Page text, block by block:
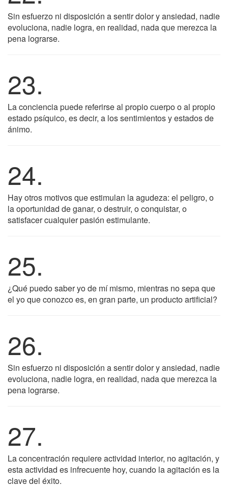
Sin esfuerzo ni disposición a sentir dolor y ansiedad, nadie
evoluciona, nadie logra, en realidad, nada que merezca la
pena lograrse.
23.
La conciencia puede referirse al propio cuerpo o al propio
estado psíquico, es decir, a los sentimientos y estados de
ánimo.
24.
Hay otros motivos que estimulan la agudeza: el peligro, o
la oportunidad de ganar, o destruir, o conquistar, o
satisfacer cualquier pasión estimulante.
25.
¿Qué puedo saber yo de mí mismo, mientras no sepa que
el yo que conozco es, en gran parte, un producto artificial?
26.
Sin esfuerzo ni disposición a sentir dolor y ansiedad, nadie
evoluciona, nadie logra, en realidad, nada que merezca la
pena lograrse.
27.
La concentración requiere actividad interior, no agitación, y
esta actividad es infrecuente hoy, cuando la agitación es la
clave del éxito.